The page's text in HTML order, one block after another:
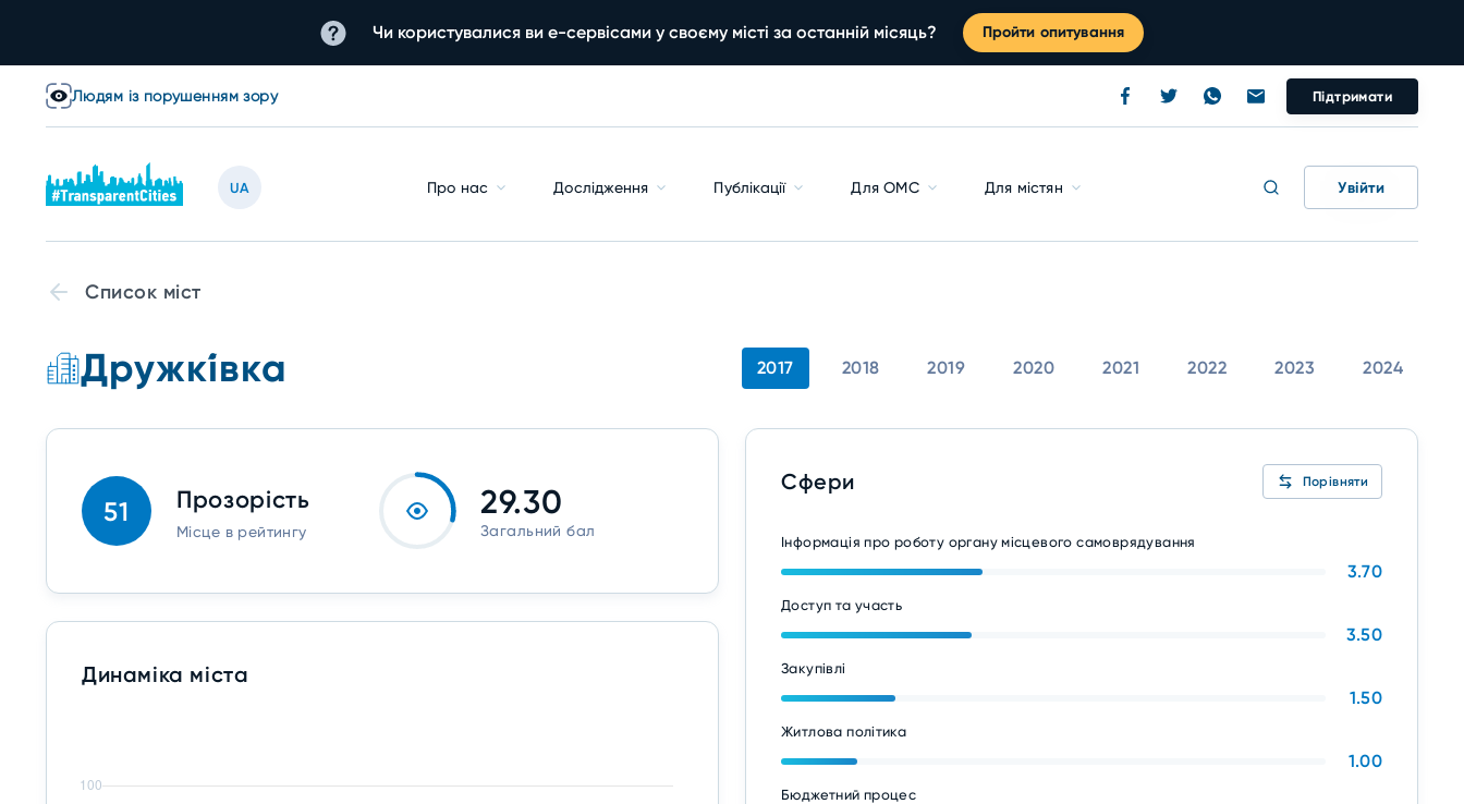
Чи користувалися ви е-сервісами у своєму місті за останній місяць? Пройти опитування
Людям із порушенням зору Підтримати
UA Про нас Дослідження Публікації Для ОМС Для містян Увійти
Список міст
Дружкі́вка 2017 2018 2019 2020 2021 2022 2023 2024
51 Прозорість
Місце в рейтингу
29.30
Загальний бал
Динаміка міста
Сфери Порівняти
Інформація про роботу органу місцевого самоврядування
3.70
Доступ та участь
3.50
Закупівлі
1.50
Житлова політика
1.00
Бюджетний процес